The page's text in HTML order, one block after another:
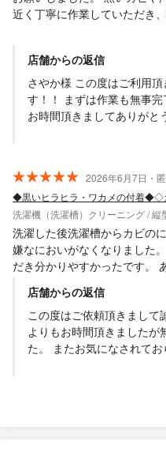
近く丁寧に作業していただき
た。これで安心して水通しで
店舗からの返信
さやか様 この度はご利用
す！！ まずは作業も無事
お時間頂きましてありがと
滞りなく進行・完了出来
と思います。 何卒よろしくお願い致
貴
2026年6月7日・
洗濯機（洗濯槽）クリーニング / 縦
洗濯した後洗濯槽からカビの
嫌なにおいがなくなりました
だき分かりやすかったです。
店舗からの返信
この度はご依頼頂きまして
よりもお時間頂きましたが
た。 またお気になされて
ざいます。 また必要な際